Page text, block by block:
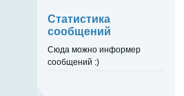
Статистика
сообщений
Сюда можно информер
сообщений :)